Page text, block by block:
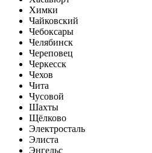
Химки
Чайковский
Чебоксары
Челябинск
Череповец
Черкесск
Чехов
Чита
Чусовой
Шахты
Щёлково
Электросталь
Элиста
Энгельс